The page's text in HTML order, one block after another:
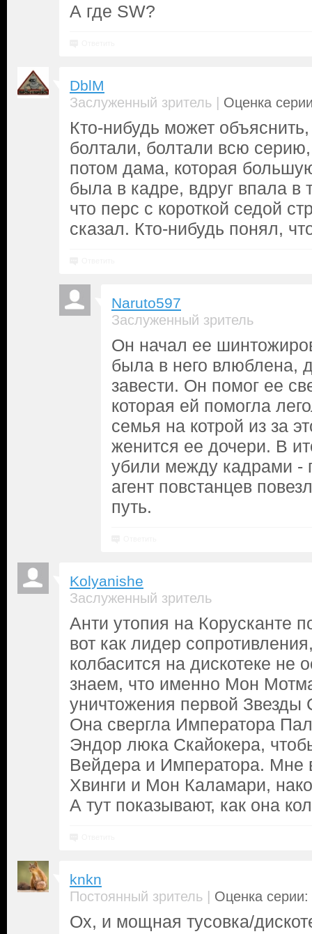
А где SW?
DblM
Заслуженный зритель | Оценка
Кто-нибудь может
болтали, болтали всю
потом дама, которая
была в кадре, вдруг впала в
что перс с короткой седой
сказал. Кто-нибудь понял,
Naruto597
Заслуженный зритель
Он начал ее
была в него влюблена,
завести. Он помог ее
которая ей помогла
семья на котрой из за
женится ее дочери. В
убили между кадрами -
агент повстанцев
путь.
Kolyanishe
Заслуженный зритель
Анти утопия на Корусканте
вот как лидер
колбасится на дискотеке
знаем, что именно Мон
уничтожения первой Звезды
Она свергла Императора
Эндор люка Скайокера,
Вейдера и Императора. Мне
Хвинги и Мон Каламари,
А тут показывают, как она
knkn
Постоянный зритель | Оценка серии:
Ох, и мощная тусовка/